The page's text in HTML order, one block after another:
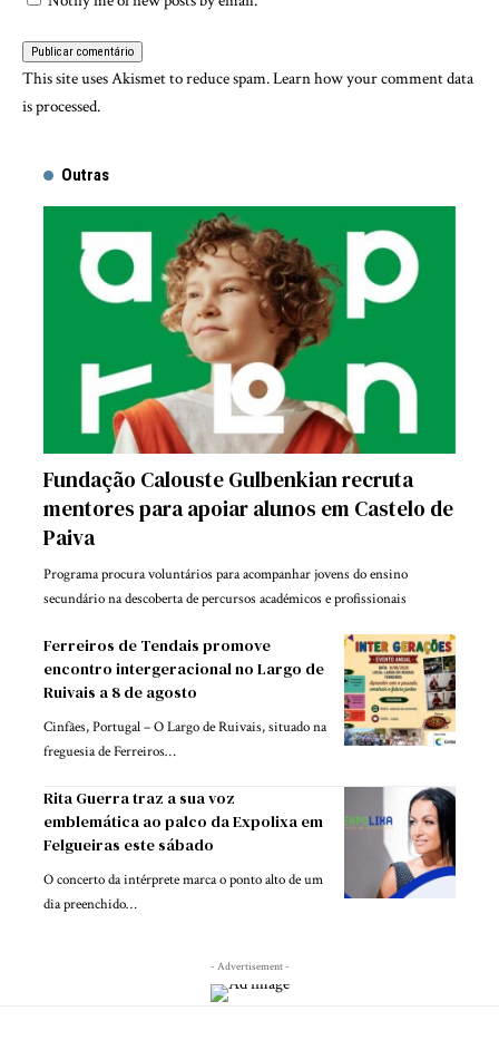
This site uses Akismet to reduce spam.Learn how your comment data
is processed.
Outras
Fundação Calouste Gulbenkian recruta
mentores para apoiar alunos em Castelo de
Paiva
Programa procura voluntários para acompanhar jovens do ensino
secundário na descoberta de percursos académicos e profissionais
Ferreiros de Tendais promove
encontro intergeracional no Largo de
Ruivais a 8 de agosto
Cinfães, Portugal – O Largo de Ruivais, situado na
freguesia de Ferreiros…
Rita Guerra traz a sua voz
emblemática ao palco da Expolixa em
Felgueiras este sábado
O concerto da intérprete marca o ponto alto de um
dia preenchido…
- Advertisement -